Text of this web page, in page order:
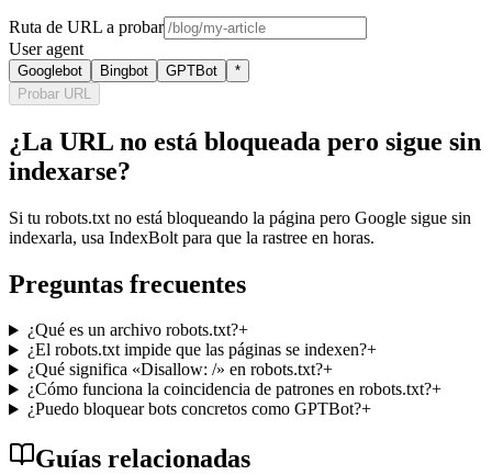
Ruta de URL a probar
User agent
Googlebot Bingbot GPTBot
*
Probar URL
¿La URL no está bloqueada pero sigue sin
indexarse?
Si tu robots.txt no está bloqueando la página pero Google sigue sin
indexarla, usa IndexBolt para que la rastree en horas.
Preguntas frecuentes
¿Qué es un archivo robots.txt?+
¿El robots.txt impide que las páginas se indexen?+
¿Qué significa «Disallow: /» en robots.txt?+
¿Cómo funciona la coincidencia de patrones en robots.txt?+
¿Puedo bloquear bots concretos como GPTBot?+
Guías relacionadas